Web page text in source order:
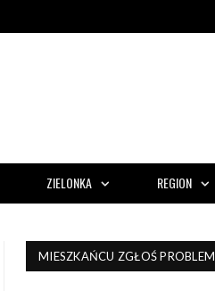
ZIELONKA REGION
MIESZKAŃCU ZGŁOŚ PROBLEM